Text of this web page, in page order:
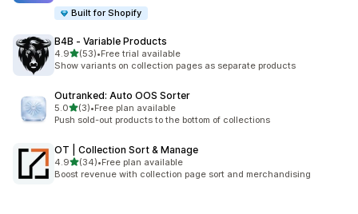
Built for Shopify
B4B ‑ Variable Products
4.9별 5개 중
(53)
총 리뷰 53개
•Free trial available
Show variants on collection pages as separate products
Outranked: Auto OOS Sorter
5.0별 5개 중
(3)
총 리뷰 3개
•Free plan available
Push sold-out products to the bottom of collections
OT | Collection Sort & Manage
4.9별 5개 중
(34)
총 리뷰 34개
•Free plan available
Boost revenue with collection page sort and merchandising